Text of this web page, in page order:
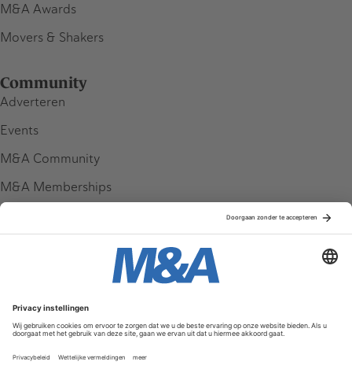
M&A Awards
Movers & Shakers
Community
Adverteren
Events
M&A Community
M&A Memberships
Service & Contact
Contact
FAQ